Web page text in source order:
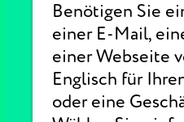
Benötigen Sie
einer E-Mail,
einer Webseite
Englisch für
oder eine